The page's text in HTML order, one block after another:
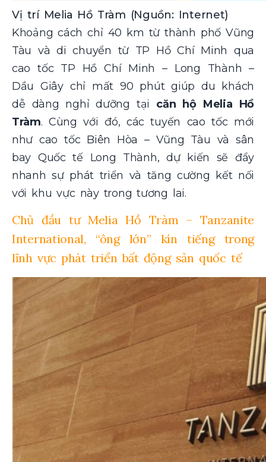
Vị trí Melia Hồ Tràm (Nguồn: Internet)
Khoảng cách chỉ 40 km từ thành phố Vũng
Tàu và di chuyển từ TP Hồ Chí Minh qua
cao tốc TP Hồ Chí Minh – Long Thành –
Dầu Giây chỉ mất 90 phút giúp du khách
dễ dàng nghỉ dưỡng tại căn hộ Melia Hồ
Tràm. Cùng với đó, các tuyến cao tốc mới
như cao tốc Biên Hòa – Vũng Tàu và sân
bay Quốc tế Long Thành, dự kiến sẽ đẩy
nhanh sự phát triển và tăng cường kết nối
với khu vực này trong tương lai.
Chủ đầu tư Melia Hồ Tràm – Tanzanite
International, “ông lớn” kín tiếng trong
lĩnh vực phát triển bất động sản quốc tế